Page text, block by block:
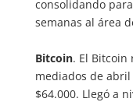
consolidando
semanas al área
Bitcoin. El Bitcoin
mediados de
$64.000. Llegó a